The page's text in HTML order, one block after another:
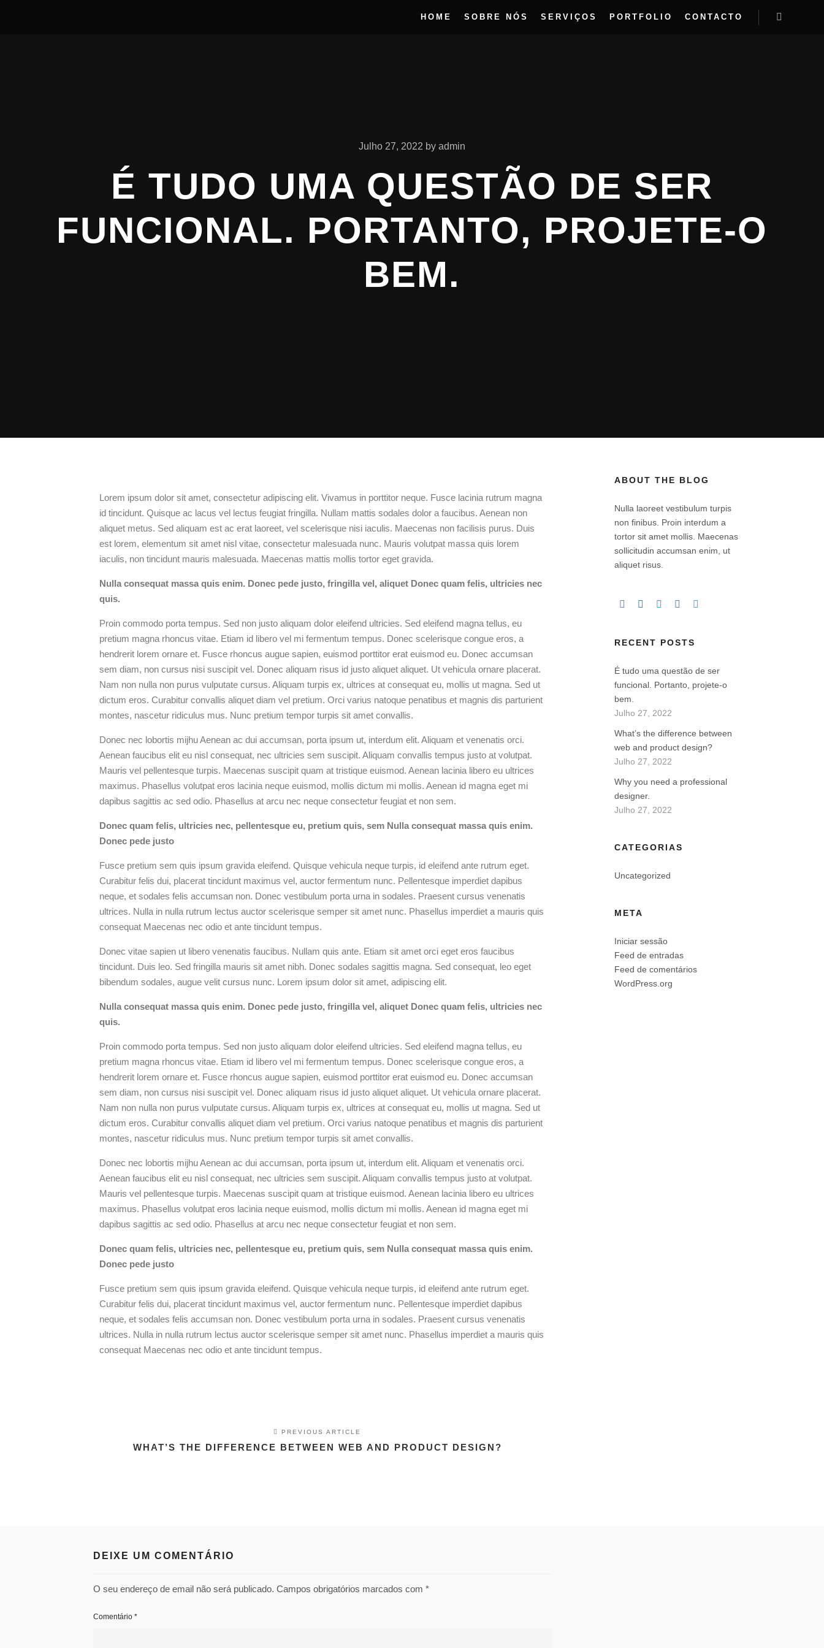
HOME SOBRE NÓS SERVIÇOS PORTFOLIO CONTACTO
Julho 27, 2022 by admin
É TUDO UMA QUESTÃO DE SER
FUNCIONAL. PORTANTO, PROJETE-O
BEM.
Lorem ipsum dolor sit amet, consectetur adipiscing elit. Vivamus in porttitor neque. Fusce lacinia rutrum magna
id tincidunt. Quisque ac lacus vel lectus feugiat fringilla. Nullam mattis sodales dolor a faucibus. Aenean non
aliquet metus. Sed aliquam est ac erat laoreet, vel scelerisque nisi iaculis. Maecenas non facilisis purus. Duis
est lorem, elementum sit amet nisl vitae, consectetur malesuada nunc. Mauris volutpat massa quis lorem
iaculis, non tincidunt mauris malesuada. Maecenas mattis mollis tortor eget gravida.
Nulla consequat massa quis enim. Donec pede justo, fringilla vel, aliquet Donec quam felis, ultricies nec
quis.
Proin commodo porta tempus. Sed non justo aliquam dolor eleifend ultricies. Sed eleifend magna tellus, eu
pretium magna rhoncus vitae. Etiam id libero vel mi fermentum tempus. Donec scelerisque congue eros, a
hendrerit lorem ornare et. Fusce rhoncus augue sapien, euismod porttitor erat euismod eu. Donec accumsan
sem diam, non cursus nisi suscipit vel. Donec aliquam risus id justo aliquet aliquet. Ut vehicula ornare placerat.
Nam non nulla non purus vulputate cursus. Aliquam turpis ex, ultrices at consequat eu, mollis ut magna. Sed ut
dictum eros. Curabitur convallis aliquet diam vel pretium. Orci varius natoque penatibus et magnis dis parturient
montes, nascetur ridiculus mus. Nunc pretium tempor turpis sit amet convallis.
Donec nec lobortis mijhu Aenean ac dui accumsan, porta ipsum ut, interdum elit. Aliquam et venenatis orci.
Aenean faucibus elit eu nisl consequat, nec ultricies sem suscipit. Aliquam convallis tempus justo at volutpat.
Mauris vel pellentesque turpis. Maecenas suscipit quam at tristique euismod. Aenean lacinia libero eu ultrices
maximus. Phasellus volutpat eros lacinia neque euismod, mollis dictum mi mollis. Aenean id magna eget mi
dapibus sagittis ac sed odio. Phasellus at arcu nec neque consectetur feugiat et non sem.
Donec quam felis, ultricies nec, pellentesque eu, pretium quis, sem Nulla consequat massa quis enim.
Donec pede justo
Fusce pretium sem quis ipsum gravida eleifend. Quisque vehicula neque turpis, id eleifend ante rutrum eget.
Curabitur felis dui, placerat tincidunt maximus vel, auctor fermentum nunc. Pellentesque imperdiet dapibus
neque, et sodales felis accumsan non. Donec vestibulum porta urna in sodales. Praesent cursus venenatis
ultrices. Nulla in nulla rutrum lectus auctor scelerisque semper sit amet nunc. Phasellus imperdiet a mauris quis
consequat Maecenas nec odio et ante tincidunt tempus.
Donec vitae sapien ut libero venenatis faucibus. Nullam quis ante. Etiam sit amet orci eget eros faucibus
tincidunt. Duis leo. Sed fringilla mauris sit amet nibh. Donec sodales sagittis magna. Sed consequat, leo eget
bibendum sodales, augue velit cursus nunc. Lorem ipsum dolor sit amet, adipiscing elit.
Nulla consequat massa quis enim. Donec pede justo, fringilla vel, aliquet Donec quam felis, ultricies nec
quis.
Proin commodo porta tempus. Sed non justo aliquam dolor eleifend ultricies. Sed eleifend magna tellus, eu
pretium magna rhoncus vitae. Etiam id libero vel mi fermentum tempus. Donec scelerisque congue eros, a
hendrerit lorem ornare et. Fusce rhoncus augue sapien, euismod porttitor erat euismod eu. Donec accumsan
sem diam, non cursus nisi suscipit vel. Donec aliquam risus id justo aliquet aliquet. Ut vehicula ornare placerat.
Nam non nulla non purus vulputate cursus. Aliquam turpis ex, ultrices at consequat eu, mollis ut magna. Sed ut
dictum eros. Curabitur convallis aliquet diam vel pretium. Orci varius natoque penatibus et magnis dis parturient
montes, nascetur ridiculus mus. Nunc pretium tempor turpis sit amet convallis.
Donec nec lobortis mijhu Aenean ac dui accumsan, porta ipsum ut, interdum elit. Aliquam et venenatis orci.
Aenean faucibus elit eu nisl consequat, nec ultricies sem suscipit. Aliquam convallis tempus justo at volutpat.
Mauris vel pellentesque turpis. Maecenas suscipit quam at tristique euismod. Aenean lacinia libero eu ultrices
maximus. Phasellus volutpat eros lacinia neque euismod, mollis dictum mi mollis. Aenean id magna eget mi
dapibus sagittis ac sed odio. Phasellus at arcu nec neque consectetur feugiat et non sem.
Donec quam felis, ultricies nec, pellentesque eu, pretium quis, sem Nulla consequat massa quis enim.
Donec pede justo
Fusce pretium sem quis ipsum gravida eleifend. Quisque vehicula neque turpis, id eleifend ante rutrum eget.
Curabitur felis dui, placerat tincidunt maximus vel, auctor fermentum nunc. Pellentesque imperdiet dapibus
neque, et sodales felis accumsan non. Donec vestibulum porta urna in sodales. Praesent cursus venenatis
ultrices. Nulla in nulla rutrum lectus auctor scelerisque semper sit amet nunc. Phasellus imperdiet a mauris quis
consequat Maecenas nec odio et ante tincidunt tempus.
PREVIOUS ARTICLE
WHAT’S THE DIFFERENCE BETWEEN WEB AND PRODUCT DESIGN?
DEIXE UM COMENTÁRIO
O seu endereço de email não será publicado. Campos obrigatórios marcados com *
Comentário *
ABOUT THE BLOG
Nulla laoreet vestibulum turpis
non finibus. Proin interdum a
tortor sit amet mollis. Maecenas
sollicitudin accumsan enim, ut
aliquet risus.
RECENT POSTS
É tudo uma questão de ser
funcional. Portanto, projete-o
bem.
Julho 27, 2022
What’s the difference between
web and product design?
Julho 27, 2022
Why you need a professional
designer.
Julho 27, 2022
CATEGORIAS
Uncategorized
META
Iniciar sessão
Feed de entradas
Feed de comentários
WordPress.org